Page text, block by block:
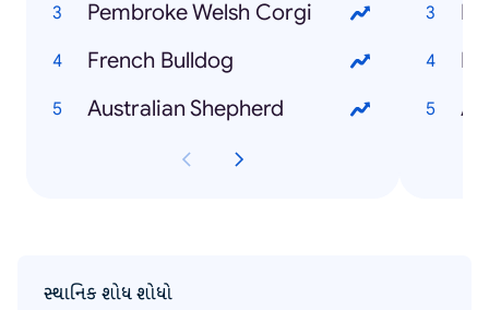
Pembroke Welsh Corgi
French Bulldog
Australian Shepherd
સ્થાનિક શોધ શોધો